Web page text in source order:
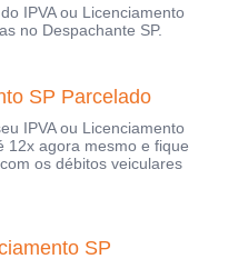
IPVA ou Licenciamento
no Despachante SP.
SP Parcelado
IPVA ou Licenciamento
12x agora mesmo e fique
os débitos veiculares
SP